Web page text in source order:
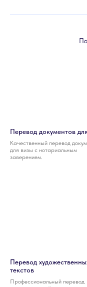
Перевод документов
Качественный перевод
для визы с нотариальным
заверением.
Перевод
текстов
Профессиональный перевод